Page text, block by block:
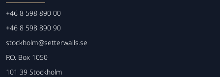
+46 8 598 890 00
+46 8 598 890 90
stockholm@setterwalls.se
P.O. Box 1050
101 39 Stockholm